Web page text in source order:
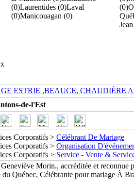
(0)Laurentides (0)Laval
(0)Manicouagan (0)
(0)
ESTRIE ,BEAUCE, CHAUDIÈRE
de-l'Est
Corporatifs > Célébrant De Mariage
Corporatifs > Organisation
Corporatifs > Service - Vente &
Morin., accréditée et reconnue
du Québec, Célébrante pour mariage À